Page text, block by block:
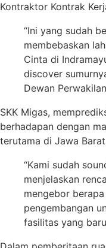
Kontraktor Kontrak
“Ini yang sudah
membebaskan
Cinta di
discover
Dewan
SKK Migas,
berhadapan dengan
terutama di Jawa
“Kami sudah
menjelaskan
mengebor
pengembangan
fasilitas yang